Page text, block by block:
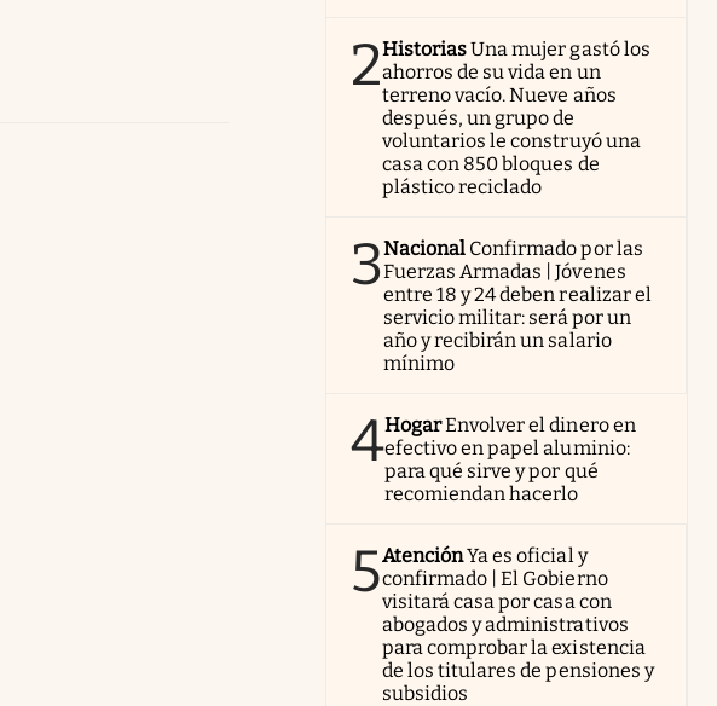
2HistoriasUna mujer gastó los
ahorros de su vida en un
terreno vacío. Nueve años
después, un grupo de
voluntarios le construyó una
casa con 850 bloques de
plástico reciclado
3Nacional Confirmado por las
Fuerzas Armadas | Jóvenes
entre 18 y 24 deben realizar el
servicio militar: será por un
año y recibirán un salario
mínimo
4HogarEnvolver el dinero en
efectivo en papel aluminio:
para qué sirve y por qué
recomiendan hacerlo
5AtenciónYa es oficial y
confirmado | El Gobierno
visitará casa por casa con
abogados y administrativos
para comprobar la existencia
de los titulares de pensiones y
subsidios